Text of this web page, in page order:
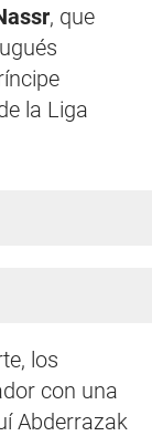
, que
la Liga
los
con una
Abderrazak